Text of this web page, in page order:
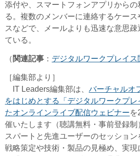
添付や、スマートフォンアプリからの
る。複数のメンバーに連絡するケー
スなどで、メールよりも迅速な意思
ている。
（ 関連記事 ： デジタルワークプレイス
［編集部より］
IT Leaders編集部は、 バーチャルオ
をはじめとする「デジタルワークプ
たオンラインライブ配信ウェビナーを
催いたします（聴講無料・事前登録制
スパートと先進ユーザーのセッショ
戦略策定や技術・製品の見極め、実